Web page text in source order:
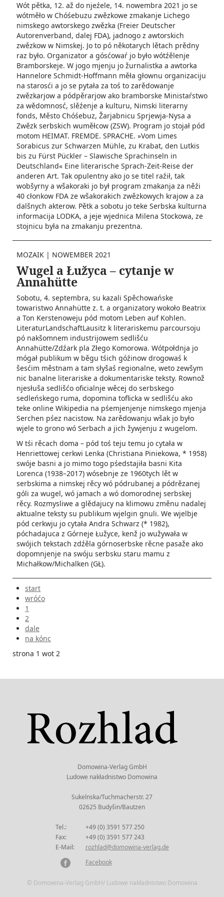
Wót pětka, 12. až do njeźele, 14. nowembra 2021 jo se
wótměło w Chóśebuzu zwězkowe zmakanje Lichego
nimskego awtorskego zwězka (Freier Deutscher
Autorenverband, dalej FDA), jadnogo z awtorskich
zwězkow w Nimskej. Jo to pó někotarych lětach prědny
raz było. Organizator a gósćowaŕ jo było wótźělenje
Bramborskeje. W jogo mjenju jo žurnalistka a awtorka
Hannelore Schmidt-Hoffmann měła głownu organizaciju
na starosći a jo se pytała za toś to zarědowanje
zwězkarjow a pódpěrarjow ako bramborske Ministaŕstwo
za wědomnosć, slěźenje a kulturu, Nimski literarny
fonds, Město Chóśebuz, Žarjabnicu Sprjewja-Nysa a
Zwězk serbskich wuměłcow (ZSW). Program jo stojał pód
motom HEIMAT. FREMDE. SPRACHE. »Vom Limes
Sorabicus zur Schwarzen Mühle, zu Krabat, den Lutkis
bis zu Fürst Pückler – Slawische Sprachinseln in
Deutschland« Eine literarische Sprach-Zeit-Reise der
anderen Art. Tak opulentny ako jo se titel raźił, tak
wobšyrny a wšakoraki jo był program zmakanja za něźi
40 cłonkow FDA ze wšakorakich zwězkowych krajow a za
dalšnych akterow. Pětk a sobotu jo teke Serbska kulturna
informacija LODKA, a jeje wjednica Milena Stockowa, ze
stojnicu była na zmakanju prezentna.
MOZAIK | NOWEMBER 2021
Wugel a Łužyca – cytanje w
Annahütte
Sobotu, 4. septembra, su kazali Spěchowańske
towaristwo Annahütte z. t. a organizatory wokoło Beatrix
a Ton Kerstenoweju pód motom Leben auf Kohlen.
LiteraturLandschaftLausitz k literariskemu parcoursoju
pó nakšomnem industrijowem sedlišću
Annahütte/Zdźark pla Złego Komorowa. Wótpołdnja jo
mógał publikum w běgu tśich góźinow drogowaś k
šesćim městnam a tam słyšaś regio­nal­ne, weto zewšym
nic banalne li­te­rariske a dokumentariske teksty. Rownož
njesłuša sedlišćo oficialnje wěcej do serbskego
sedleńskego ruma, dopomina toflicka w sedlišću ako
teke online Wikipedia na pśemjenjenje nimskego mjenja
Serchen pśez nacistow. Na zarědowanju wšak jo było
wjele to grono wó Serbach a jich žywjenju z wugelom.
W tśi rěcach doma – pód toś teju temu jo cytała w
Henriettowej cerkwi Lenka (Christiana Piniekowa, * 1958)
swóje basni a jo mimo togo pśedstajiła basni Kita
Lorenca (1938–2017) wó­sebnje ze 1960tych lět w
serbskima a nimskej rěcy wó pódrubanej a pódrězanej
góli za wugel, wó jamach a wó domorodnej serbskej
rěcy. Rozmysliwe a glědajucy na klimowu změnu nadalej
aktualne teksty su publikum wjelgin gnuli. We wjelbje
pód cerkwju jo cytała Andra Schwarz (* 1982),
póchadajuca z Górneje Łužyce, kenž jo wužywała w
swójich tekstach zdźěla górnoserbske rěcne pasaže ako
dopomnjenje na swóju serbsku staru mamu z
Michałkow/Michalken (GŁ).
start
wróćo
1
2
dale
na kónc
strona 1 wot 2
Domowina-Verlag GmbH
Ludowe nakładnistwo Domowina
Sukelnska/Tuchmacherstr. 27
02625 Budyšin/Bautzen
Tel.:
+49 (0) 3591 577 250
Fax:
+49 (0) 3591 577 243
E-Mail:
rozhlad@domowina-verlag.de
Facebook
© Domowina-Verlag GmbH/ Ludowe nakładnistwo Domowina